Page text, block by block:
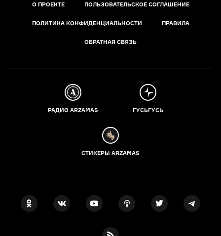
О ПРОЕКТЕ ПОЛЬЗОВАТЕЛЬСКОЕ СОГЛАШЕНИЕ
ПОЛИТИКА КОНФИДЕНЦИАЛЬНОСТИ ПРАВИЛА
ОБРАТНАЯ СВЯЗЬ
РАДИО ARZAMAS ГУСЬГУСЬ
СТИКЕРЫ ARZAMAS